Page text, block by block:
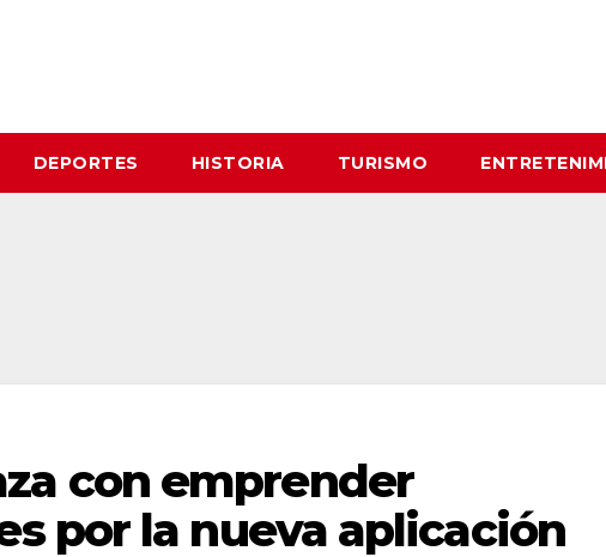
DEPORTES HISTORIA TURISMO
con emprender
por la nueva aplicación